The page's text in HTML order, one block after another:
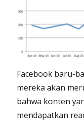
Facebook baru-
mereka akan
bahwa konten
mendapatkan